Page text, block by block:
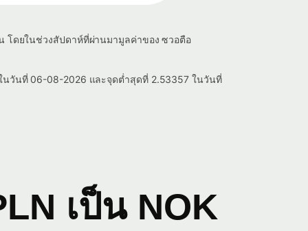
โดยในช่วงสัปดาห์ที่ผ่านมามูลค่าของ ซวอตือ
นวันที่ 06-08-2026 และจุดต่ำสุดที่ 2.53357 ในวันที่
เป็น NOK